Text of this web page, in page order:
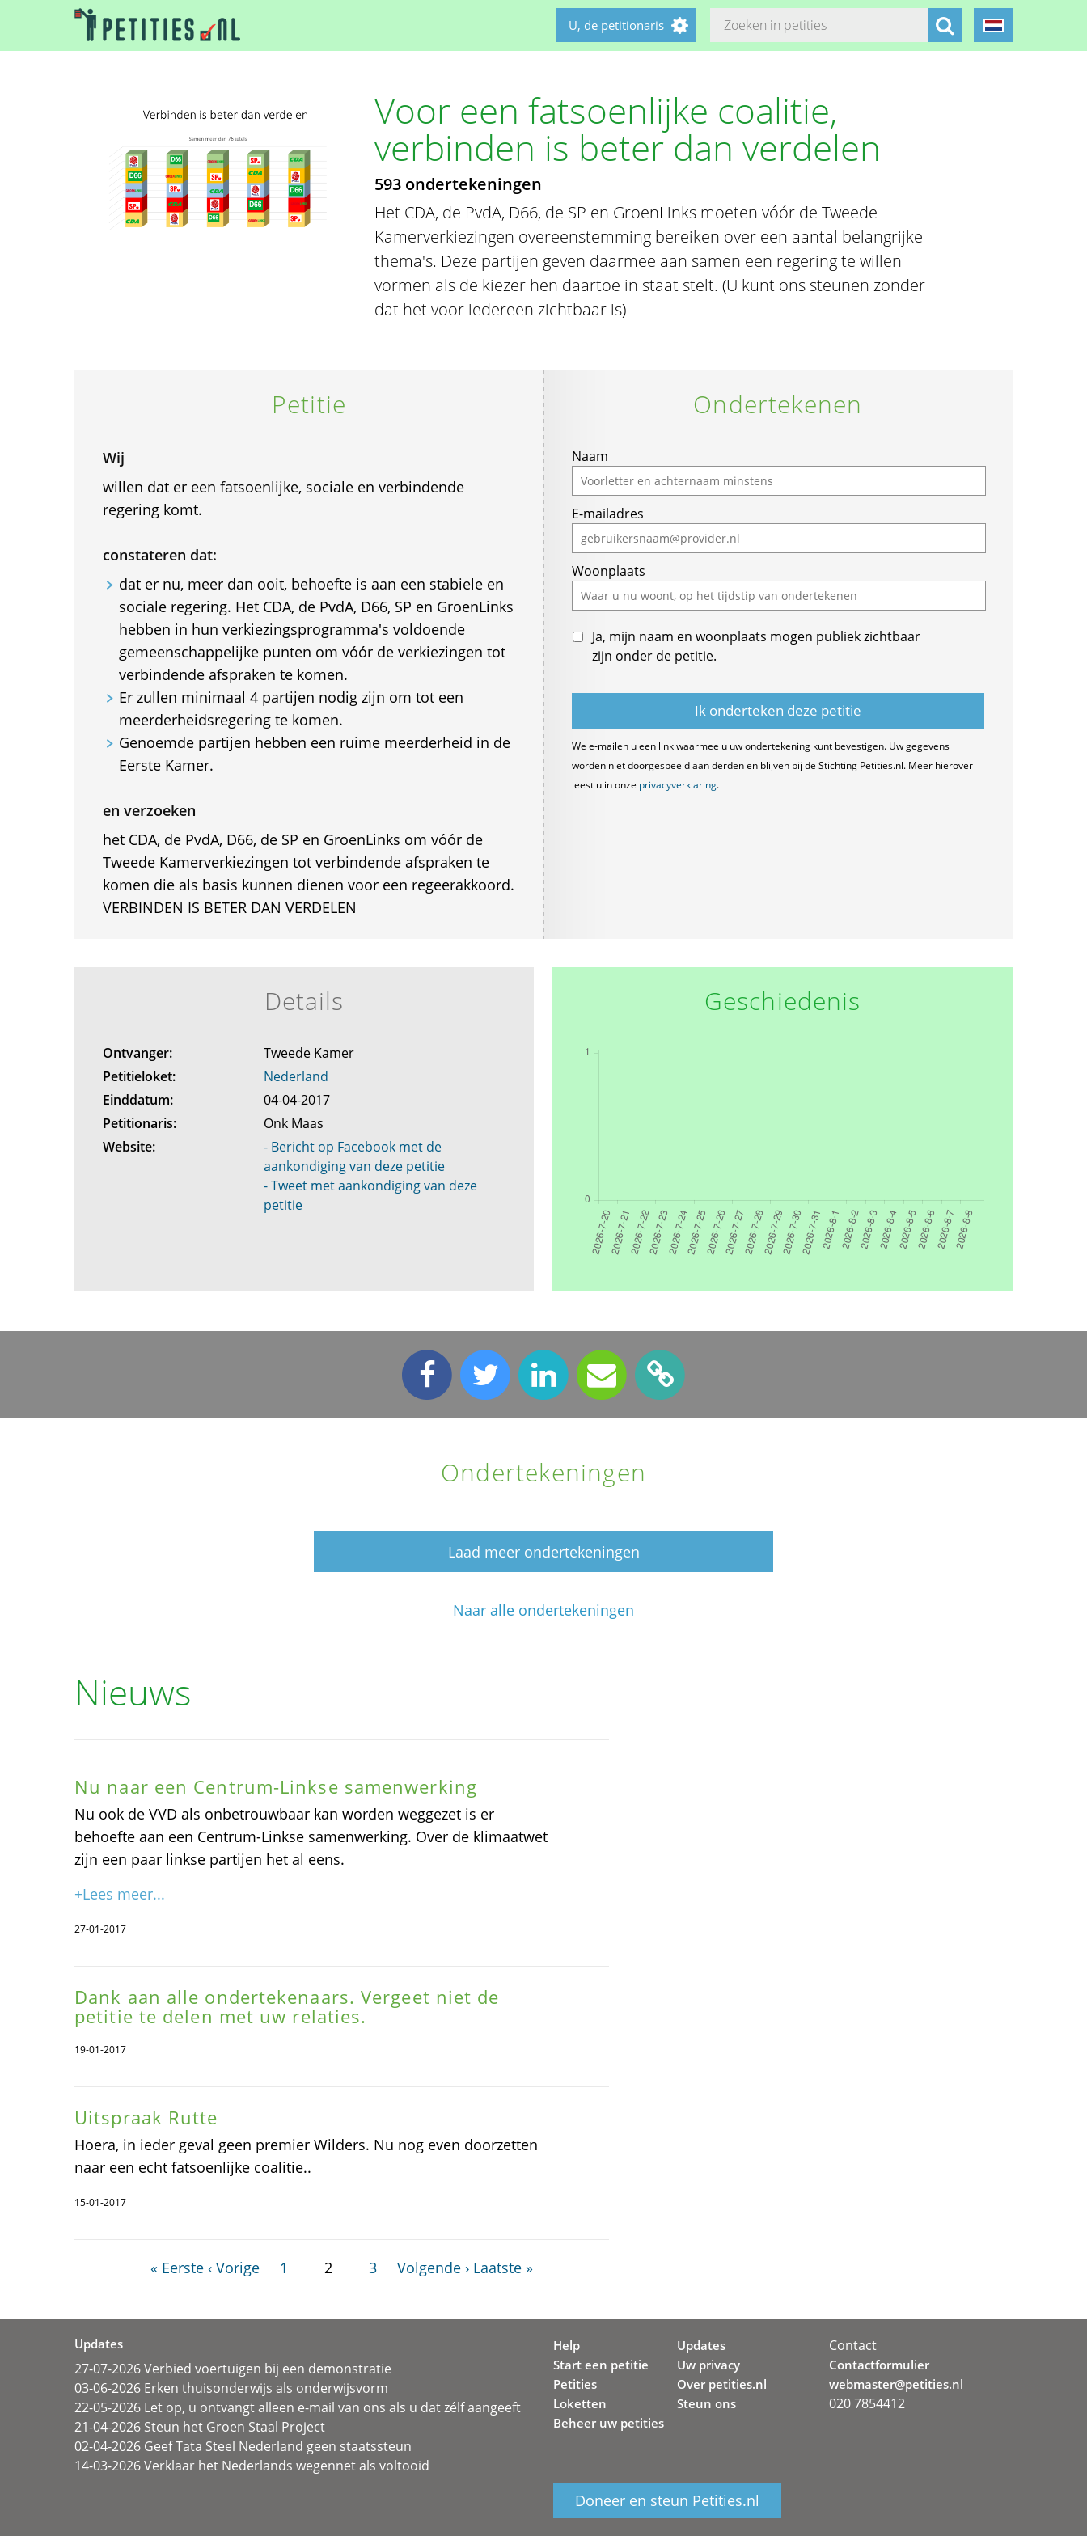
U, de petitionaris
Voor een fatsoenlijke coalitie,
verbinden is beter dan verdelen
593 ondertekeningen
Het CDA, de PvdA, D66, de SP en GroenLinks moeten vóór de Tweede
Kamerverkiezingen overeenstemming bereiken over een aantal belangrijke
thema's. Deze partijen geven daarmee aan samen een regering te willen
vormen als de kiezer hen daartoe in staat stelt. (U kunt ons steunen zonder
dat het voor iedereen zichtbaar is)
Petitie
Wij
willen dat er een fatsoenlijke, sociale en verbindende
regering komt.
constateren dat:
dat er nu, meer dan ooit, behoefte is aan een stabiele en
sociale regering. Het CDA, de PvdA, D66, SP en GroenLinks
hebben in hun verkiezingsprogramma's voldoende
gemeenschappelijke punten om vóór de verkiezingen tot
verbindende afspraken te komen.
Er zullen minimaal 4 partijen nodig zijn om tot een
meerderheidsregering te komen.
Genoemde partijen hebben een ruime meerderheid in de
Eerste Kamer.
en verzoeken
het CDA, de PvdA, D66, de SP en GroenLinks om vóór de
Tweede Kamerverkiezingen tot verbindende afspraken te
komen die als basis kunnen dienen voor een regeerakkoord.
VERBINDEN IS BETER DAN VERDELEN
Ondertekenen
Naam
E-mailadres
Woonplaats
Ja, mijn naam en woonplaats mogen publiek zichtbaar
zijn onder de petitie.
We e-mailen u een link waarmee u uw ondertekening kunt bevestigen. Uw gegevens
worden niet doorgespeeld aan derden en blijven bij de Stichting Petities.nl. Meer hierover
leest u in onze privacyverklaring.
Details
Ontvanger:
Tweede Kamer
Petitieloket:
Nederland
Einddatum:
04-04-2017
Petitionaris:
Onk Maas
Website:
- Bericht op Facebook met de
aankondiging van deze petitie
- Tweet met aankondiging van deze
petitie
Geschiedenis
Ondertekeningen
Laad meer ondertekeningen
Naar alle ondertekeningen
Nieuws
Nu naar een Centrum-Linkse samenwerking
Nu ook de VVD als onbetrouwbaar kan worden weggezet is er
behoefte aan een Centrum-Linkse samenwerking. Over de klimaatwet
zijn een paar linkse partijen het al eens.
+Lees meer...
27-01-2017
Dank aan alle ondertekenaars. Vergeet niet de
petitie te delen met uw relaties.
19-01-2017
Uitspraak Rutte
Hoera, in ieder geval geen premier Wilders. Nu nog even doorzetten
naar een echt fatsoenlijke coalitie..
15-01-2017
« Eerste ‹ Vorige 1 2 3 Volgende › Laatste »
Updates
27-07-2026 Verbied voertuigen bij een demonstratie
03-06-2026 Erken thuisonderwijs als onderwijsvorm
22-05-2026 Let op, u ontvangt alleen e-mail van ons als u dat zélf aangeeft
21-04-2026 Steun het Groen Staal Project
02-04-2026 Geef Tata Steel Nederland geen staatssteun
14-03-2026 Verklaar het Nederlands wegennet als voltooid
Help
Start een petitie
Petities
Loketten
Beheer uw petities
Updates
Uw privacy
Over petities.nl
Steun ons
Doneer en steun Petities.nl
Contact
Contactformulier
webmaster@petities.nl
020 7854412